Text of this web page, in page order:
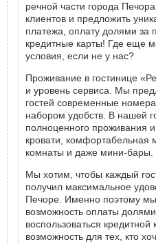
речной части города
клиентов и предложить
платежа, оплату долями за
кредитные карты! Где еще
условия, если не у нас?
Проживание в гостинице
и уровень сервиса. Мы
гостей современные
набором удобств. В нашей
полноценного проживания
кровати, комфортабельная
комнаты и даже мини-бары.
Мы хотим, чтобы каждый
получил максимальное
Печоре. Именно поэтому
возможность оплаты
воспользоваться кредитной
возможность для тех, кто